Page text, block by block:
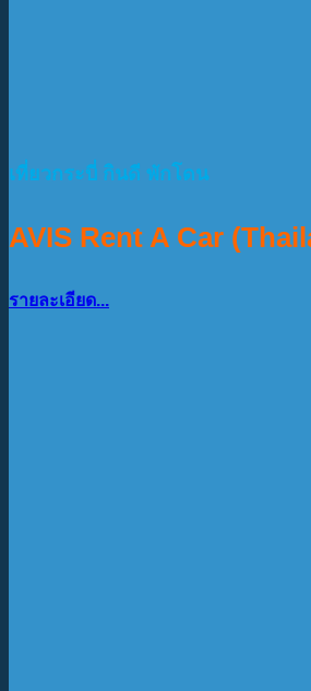
เที่ยวกระบี่ กินดี พักโดน
AVIS Rent A Car
รายละเอียด...